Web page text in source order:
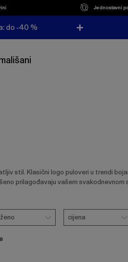
Jednostavni
do -40 %
stil. Klasični logo puloveri u trendi
prilagođavaju vašem svakodnevnom
Cijena
cijena